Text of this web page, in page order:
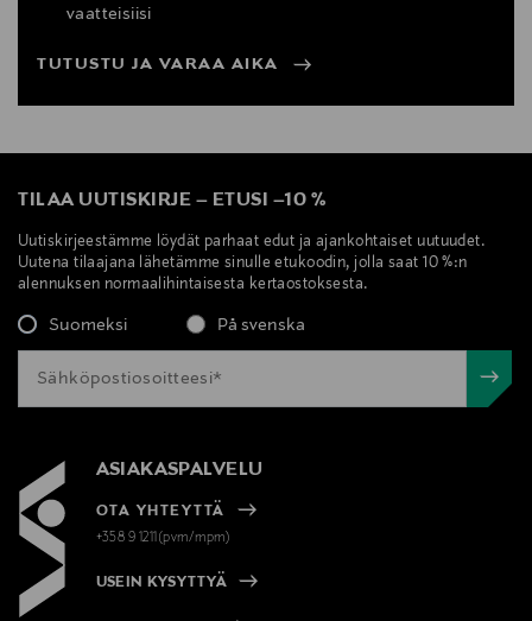
vaatteisiisi
TUTUSTU JA VARAA AIKA
TILAA UUTISKIRJE – ETUSI –10 %
Uutiskirjeestämme löydät parhaat edut ja ajankohtaiset uutuudet.
Uutena tilaajana lähetämme sinulle etukoodin, jolla saat 10 %:n
alennuksen normaalihintaisesta kertaostoksesta.
Suomeksi På svenska
ASIAKASPALVELU
OTA YHTEYTTÄ
+358 9 1211(pvm/mpm)
USEIN KYSYTTYÄ